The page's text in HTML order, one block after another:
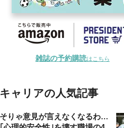
雑誌の予約購読はこちら
キャリアの人気記事
そりゃ意見が言えなくなるわ…